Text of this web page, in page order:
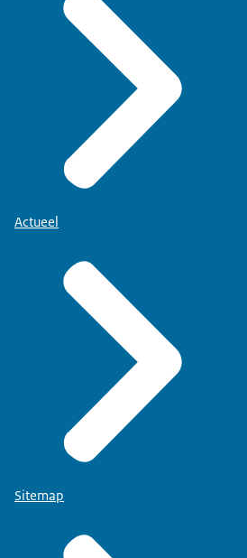
Actueel
Sitemap